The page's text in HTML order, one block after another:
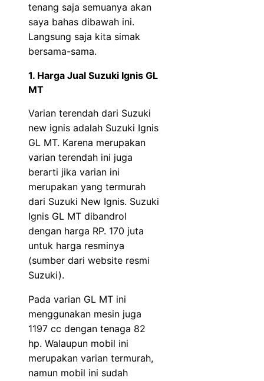
tenang saja semuanya akan
saya bahas dibawah ini.
Langsung saja kita simak
bersama-sama.
1. Harga Jual Suzuki Ignis GL
MT
Varian terendah dari Suzuki
new ignis adalah Suzuki Ignis
GL MT. Karena merupakan
varian terendah ini juga
berarti jika varian ini
merupakan yang termurah
dari Suzuki New Ignis. Suzuki
Ignis GL MT dibandrol
dengan harga RP. 170 juta
untuk harga resminya
(sumber dari website resmi
Suzuki).
Pada varian GL MT ini
menggunakan mesin juga
1197 cc dengan tenaga 82
hp. Walaupun mobil ini
merupakan varian termurah,
namun mobil ini sudah